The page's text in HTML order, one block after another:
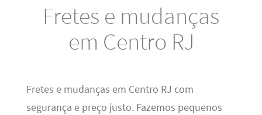
Fretes e mudanças
em Centro RJ
Fretes e mudanças em Centro RJ com
segurança e preço justo. Fazemos pequenos